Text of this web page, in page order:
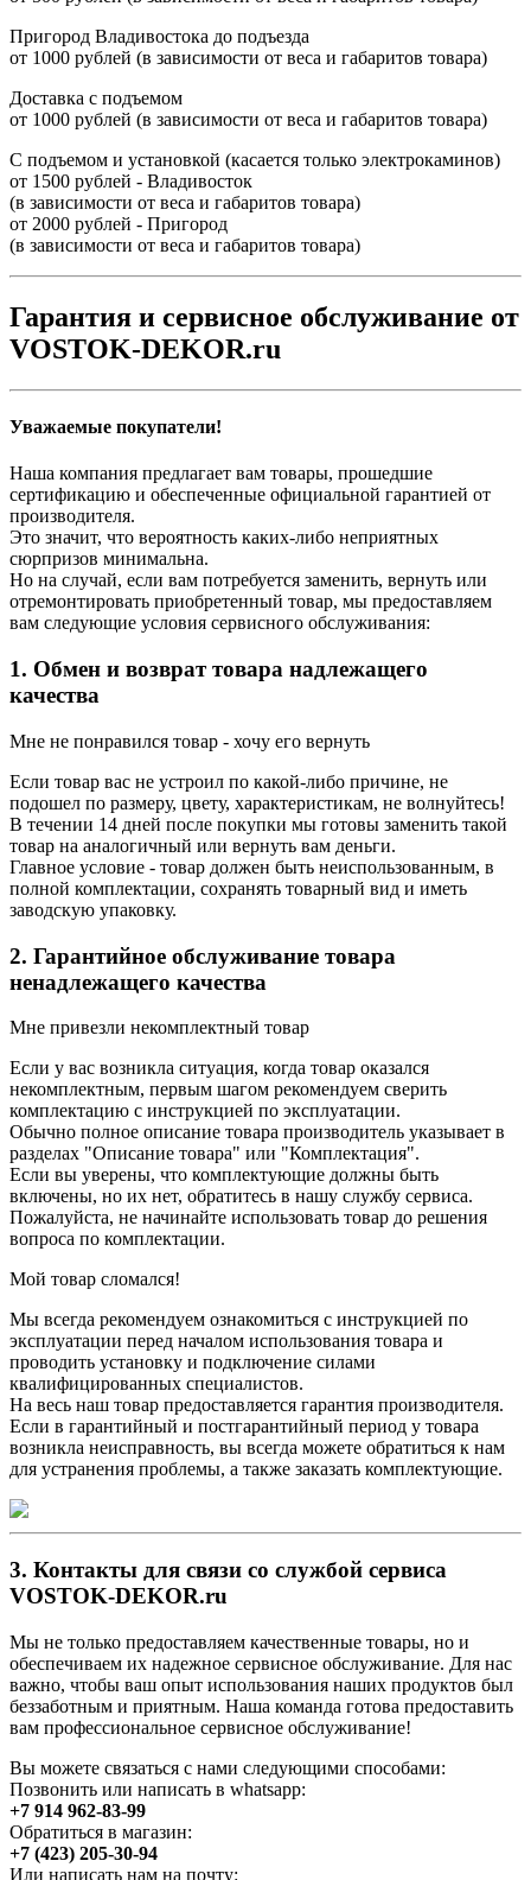
Пригород Владивостока до подъезда
от 1000 рублей (в зависимости от веса и габаритов товара)
Доставка с подъемом
от 1000 рублей (в зависимости от веса и габаритов товара)
С подъемом и установкой (касается только электрокаминов)
от 1500 рублей - Владивосток
(в зависимости от веса и габаритов товара)
от 2000 рублей - Пригород
(в зависимости от веса и габаритов товара)
Гарантия и сервисное обслуживание от
VOSTOK-DEKOR.ru
Уважаемые покупатели!
Наша компания предлагает вам товары, прошедшие
сертификацию и обеспеченные официальной гарантией от
производителя.
Это значит, что вероятность каких-либо неприятных
сюрпризов минимальна.
Но на случай, если вам потребуется заменить, вернуть или
отремонтировать приобретенный товар, мы предоставляем
вам следующие условия сервисного обслуживания:
1. Обмен и возврат товара надлежащего
качества
Мне не понравился товар - хочу его вернуть
Если товар вас не устроил по какой-либо причине, не
подошел по размеру, цвету, характеристикам, не волнуйтесь!
В течении 14 дней после покупки мы готовы заменить такой
товар на аналогичный или вернуть вам деньги.
Главное условие - товар должен быть неиспользованным, в
полной комплектации, сохранять товарный вид и иметь
заводскую упаковку.
2. Гарантийное обслуживание товара
ненадлежащего качества
Мне привезли некомплектный товар
Если у вас возникла ситуация, когда товар оказался
некомплектным, первым шагом рекомендуем сверить
комплектацию с инструкцией по эксплуатации.
Обычно полное описание товара производитель указывает в
разделах "Описание товара" или "Комплектация".
Если вы уверены, что комплектующие должны быть
включены, но их нет, обратитесь в нашу службу сервиса.
Пожалуйста, не начинайте использовать товар до решения
вопроса по комплектации.
Мой товар сломался!
Мы всегда рекомендуем ознакомиться с инструкцией по
эксплуатации перед началом использования товара и
проводить установку и подключение силами
квалифицированных специалистов.
На весь наш товар предоставляется гарантия производителя.
Если в гарантийный и постгарантийный период у товара
возникла неисправность, вы всегда можете обратиться к нам
для устранения проблемы, а также заказать комплектующие.
3. Контакты для связи со службой сервиса
VOSTOK-DEKOR.ru
Мы не только предоставляем качественные товары, но и
обеспечиваем их надежное сервисное обслуживание. Для нас
важно, чтобы ваш опыт использования наших продуктов был
беззаботным и приятным. Наша команда готова предоставить
вам профессиональное сервисное обслуживание!
Вы можете связаться с нами следующими способами:
Позвонить или написать в whatsapp:
+7 914 962-83-99
Обратиться в магазин:
+7 (423) 205-30-94
Или написать нам на почту: